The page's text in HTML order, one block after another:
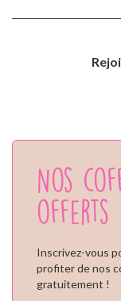
Nos
offerts
Inscrivez-vous
profiter de nos
gratuitement !